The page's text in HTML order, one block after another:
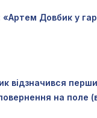
«Артем Довбик у
відзначився
на поле